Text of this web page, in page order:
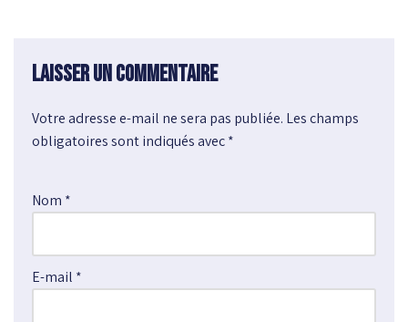
Laisser un commentaire
Votre adresse e-mail ne sera pas publiée. Les champs
obligatoires sont indiqués avec*
Nom *
E-mail *
A
l
r
a
t